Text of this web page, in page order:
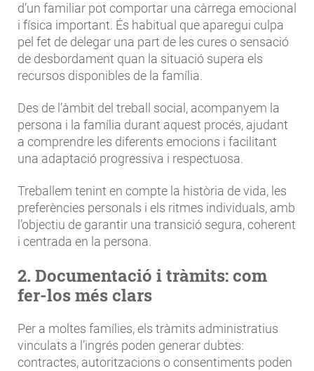
d’un familiar pot comportar una càrrega emocional
i física important. És habitual que aparegui culpa
pel fet de delegar una part de les cures o sensació
de desbordament quan la situació supera els
recursos disponibles de la família.
Des de l’àmbit del treball social, acompanyem la
persona i la família durant aquest procés, ajudant
a comprendre les diferents emocions i facilitant
una adaptació progressiva i respectuosa.
Treballem tenint en compte la història de vida, les
preferències personals i els ritmes individuals, amb
l’objectiu de garantir una transició segura, coherent
i centrada en la persona.
2. Documentació i tràmits: com
fer-los més clars
Per a moltes famílies, els tràmits administratius
vinculats a l’ingrés poden generar dubtes:
contractes, autoritzacions o consentiments poden